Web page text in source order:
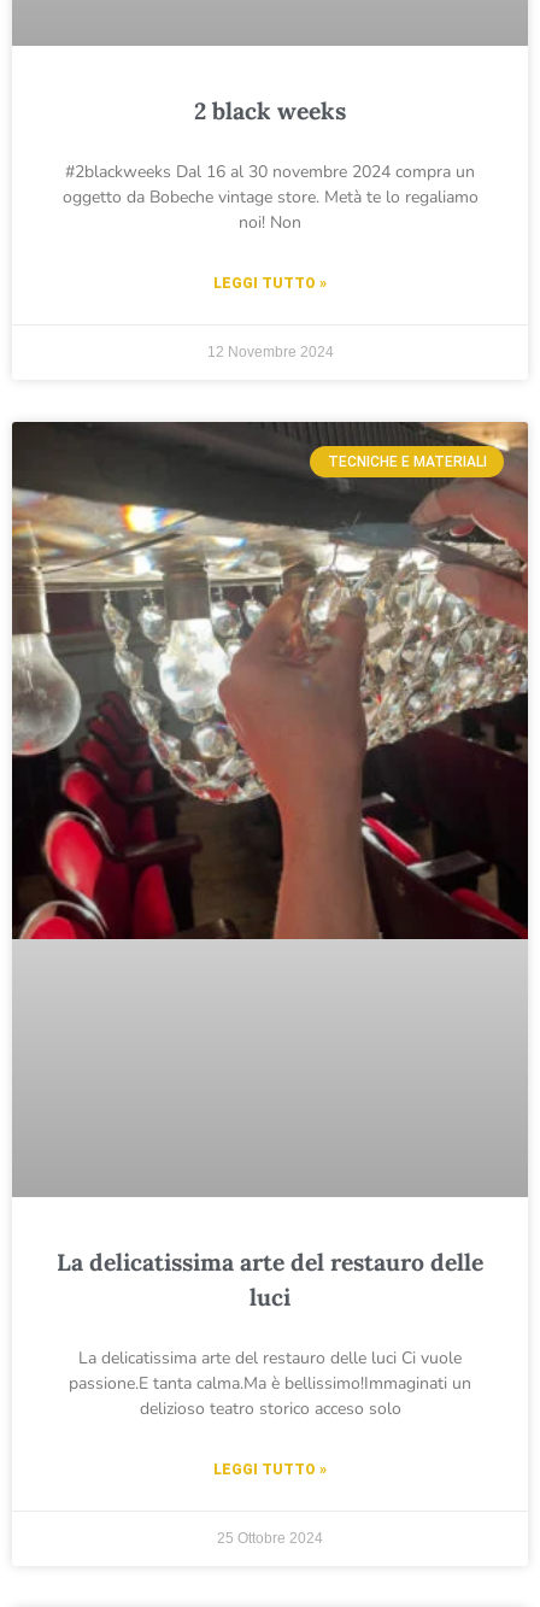
2 black weeks
#2blackweeks Dal 16 al 30 novembre 2024 compra un
oggetto da Bobeche vintage store. Metà te lo regaliamo
noi! Non
LEGGI TUTTO »
12 Novembre 2024
TECNICHE E MATERIALI
La delicatissima arte del restauro delle
luci
La delicatissima arte del restauro delle luci Ci vuole
passione.E tanta calma.Ma è bellissimo!Immaginati un
delizioso teatro storico acceso solo
LEGGI TUTTO »
25 Ottobre 2024